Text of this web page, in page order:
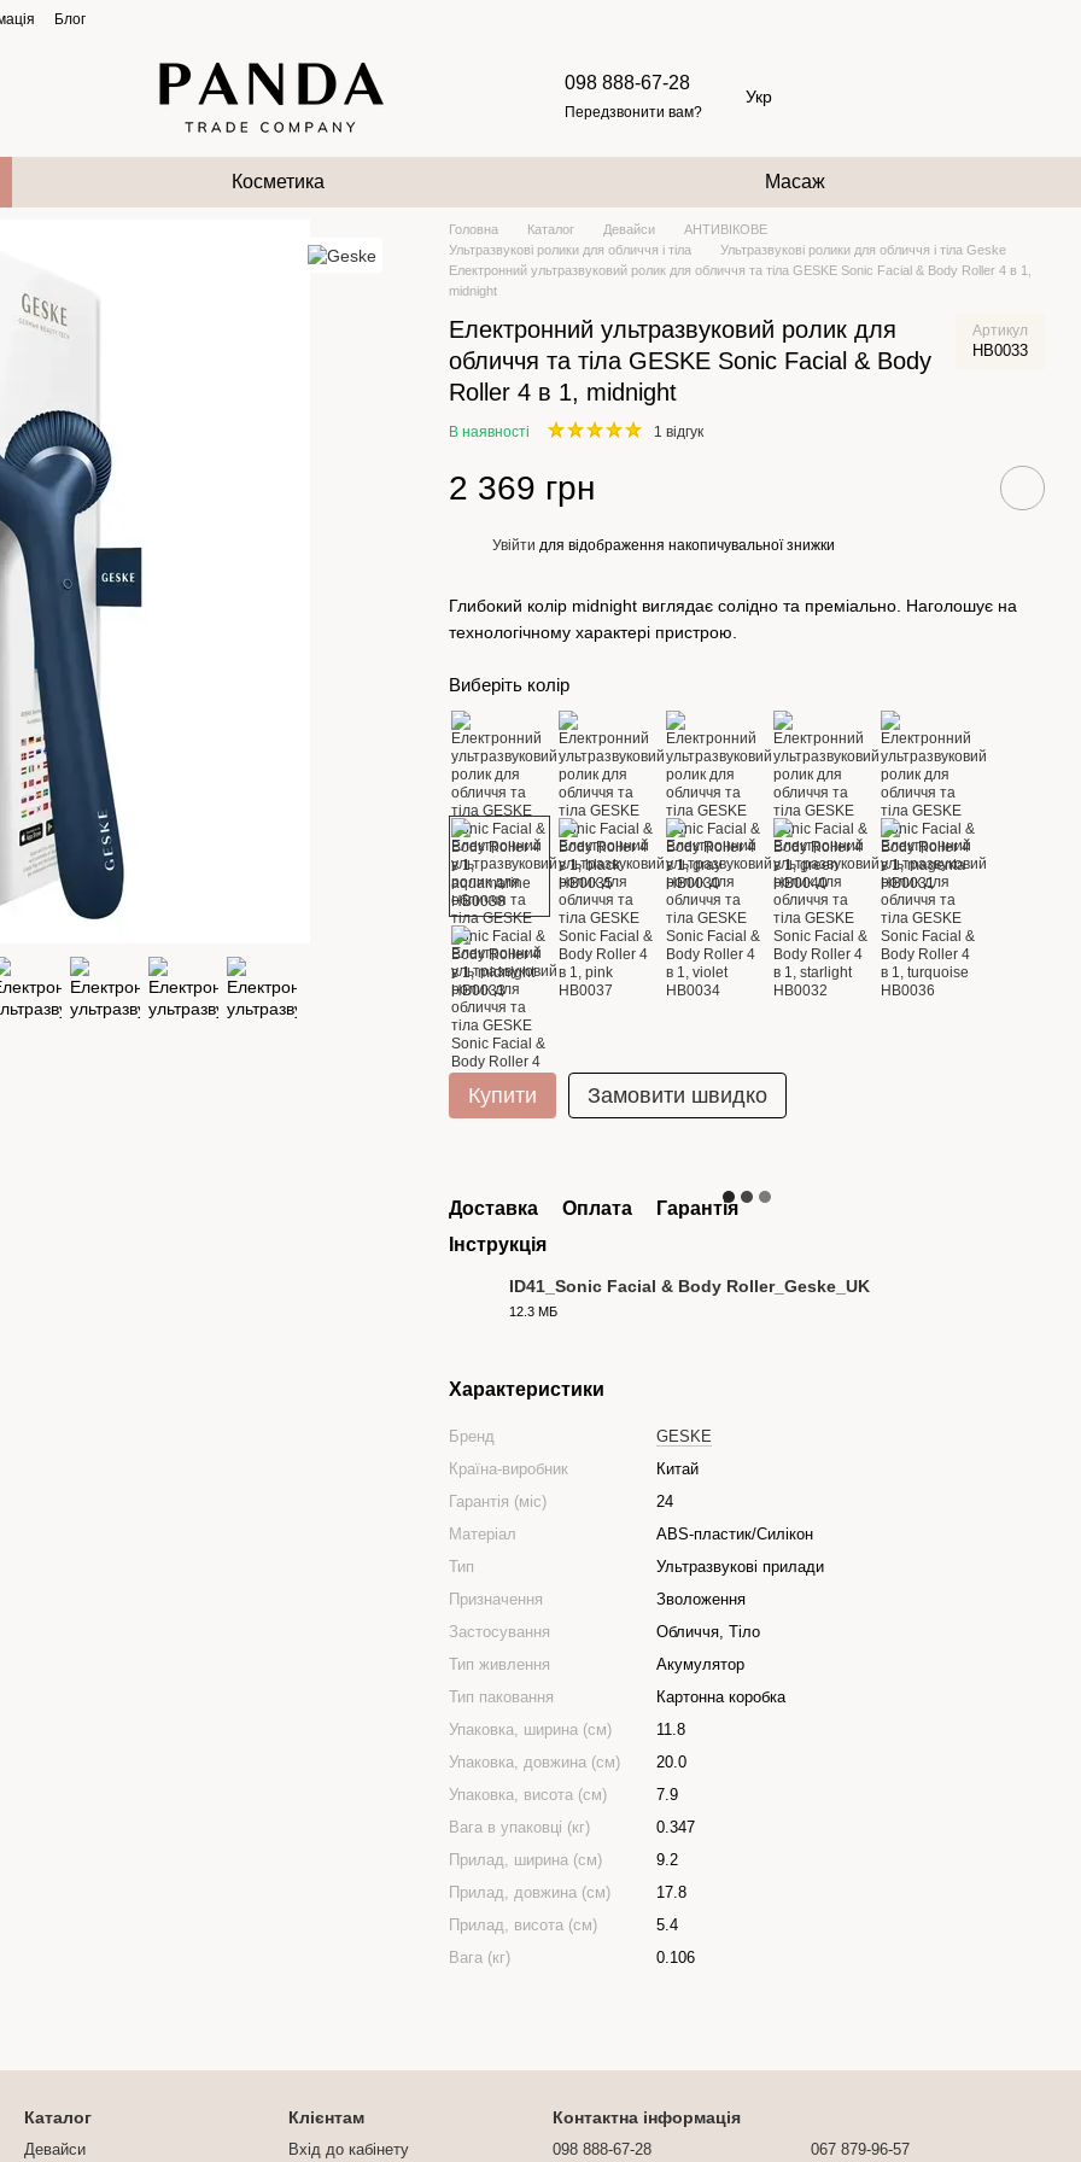
Блог
098 888-67-28
Передзвонити вам?
Укр
Косметика Масаж
Головна Каталог Девайси
АНТИВІКОВЕ
Ультразвукові ролики для обличчя і тіла
Ультразвукові ролики для обличчя і тіла Geske
Електронний ультразвуковий ролик для обличчя та тіла GESKE Sonic Facial & Body Roller 4 в 1,
midnight
Електронний ультразвуковий ролик для
обличчя та тіла GESKE Sonic Facial & Body
Roller 4 в 1, midnight
Артикул
HB0033
В наявності 1 відгук
2 369 грн
Увійти для відображення накопичувальної знижки
Глибокий колір midnight виглядає солідно та преміально. Наголошує на
технологічному характері пристрою.
Виберіть колір
Купити Замовити швидко
Доставка Оплата
Гарантія
Інструкція
ID41_Sonic Facial & Body Roller_Geske_UK
12.3 МБ
Характеристики
Бренд
GESKE
Країна-виробник
Китай
Гарантія (міс)
24
Матеріал
ABS-пластик/Силікон
Тип
Ультразвукові прилади
Призначення
Зволоження
Застосування
Обличчя, Тіло
Тип живлення
Акумулятор
Тип паковання
Картонна коробка
Упаковка, ширина (см)
11.8
Упаковка, довжина (см)
20.0
Упаковка, висота (см)
7.9
Вага в упаковці (кг)
0.347
Прилад, ширина (см)
9.2
Прилад, довжина (см)
17.8
Прилад, висота (см)
5.4
Вага (кг)
0.106
Каталог
Девайси
Клієнтам
Вхід до кабінету
Контактна інформація
098 888-67-28 067 879-96-57